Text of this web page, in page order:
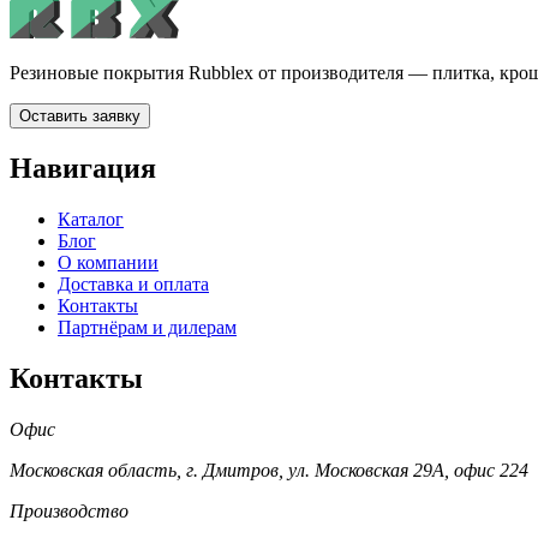
Резиновые покрытия Rubblex от производителя — плитка,
Оставить заявку
Навигация
Каталог
Блог
О компании
Доставка и оплата
Контакты
Партнёрам и дилерам
Контакты
Офис
Московская область, г. Дмитров, ул. Московская 29А, офис 224
Производство